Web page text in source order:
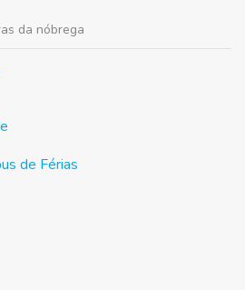
da nóbrega
de Férias